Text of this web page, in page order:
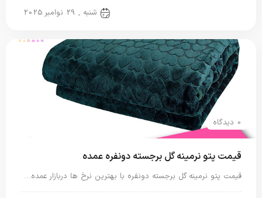
شنبه , 29 نوامبر 2025
0 دیدگاه
قیمت پتو نرمینه گل برجسته دونفره عمده
قیمت پتو نرمینه گل برجسته دونفره با بهترین نرخ ها دربازار عمده…